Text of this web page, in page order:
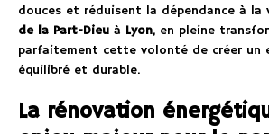
douces et réduisent la dépendance à la
de la Part-Dieu à Lyon, en pleine
parfaitement cette volonté de créer un
équilibré et durable.
La rénovation